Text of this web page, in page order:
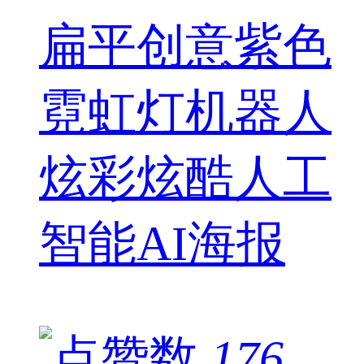
扁平创意紫色
霓虹灯机器人
炫彩炫酷人工
智能AI海报